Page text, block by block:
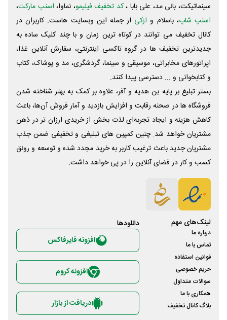
سینماتیکت، بانی مد، علی‌ بابا ،کد تخفیف فیلیمو، نماوا، اسنپ مارکت،
اسنپ شاپ، باسلام و ازکی از جمله این وبسایت ‌هاست. کاربران در
کانال تخفیف می توانند در کوتاه ترین زمان و با چند کلیک ساده به
جدیدترین تخفیف ها در گروه تاکسی اینترنتی، سفارش آنلاین غذا،
اپراتورهای مخابراتی، موسیقی و سینما، گردشگری، مد و پوشاک، کتاب
و کتابخوانی و ... دسترسی پیدا کنند.
بستر تبلیغ بر پایه بن هدیه و آفر، علاوه بر کمک به بهتر شناخته شدن
فروشگاه ها در صحنه رقابت و افزایش بازدید و آمار فروش آن‌ها، باعث
کاهش هزینه و ایجاد تجربه‌ای لذت بخش از خریدی ارزان تر در ذهن
مشتریان خواهد شد. چنین کمپین های تبلیغی و تخفیفی ضمن جذب
مشتریان جدید باعث ترغیب کاربر به خرید مجدد شده و توسعه و رونق
کسب و کار در فضای آنلاین را در پی خواهد داشت.
لینک‌های مهم
درباره ما
تماس با ما
قوانین استفاده
حریم خصوصی
سوالات متداول
همکاری با ما
بلاگ کانال تخفیف
دانلود‌ها
افزونه فایرفاکس
افزونه کروم
دریافت از بازار